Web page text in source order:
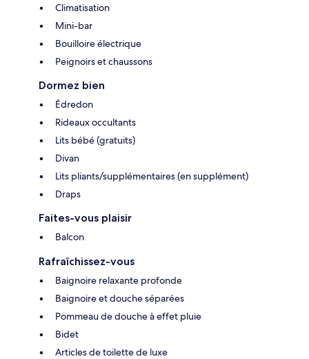
Climatisation
Mini-bar
Bouilloire électrique
Peignoirs et chaussons
Dormez bien
Édredon
Rideaux occultants
Lits bébé (gratuits)
Divan
Lits pliants/supplémentaires (en supplément)
Draps
Faites-vous plaisir
Balcon
Rafraîchissez-vous
Baignoire relaxante profonde
Baignoire et douche séparées
Pommeau de douche à effet pluie
Bidet
Articles de toilette de luxe